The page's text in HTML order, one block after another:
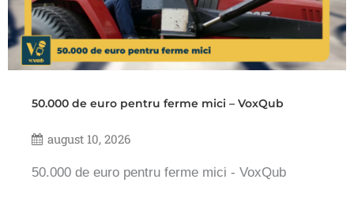
50.000 de euro pentru ferme mici – VoxQub
august 10, 2026
50.000 de euro pentru ferme mici - VoxQub